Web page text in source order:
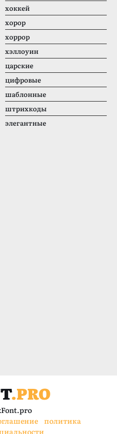
хоккей
хорор
хоррор
хэллоуин
царские
цифровые
шаблонные
штрихкоды
элегантные
.PRO
политика